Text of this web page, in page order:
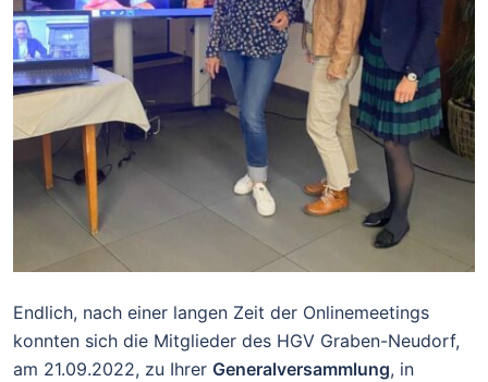
Endlich, nach einer langen Zeit der Onlinemeetings
konnten sich die Mitglieder des HGV Graben-Neudorf,
am 21.09.2022, zu Ihrer Generalversammlung, in